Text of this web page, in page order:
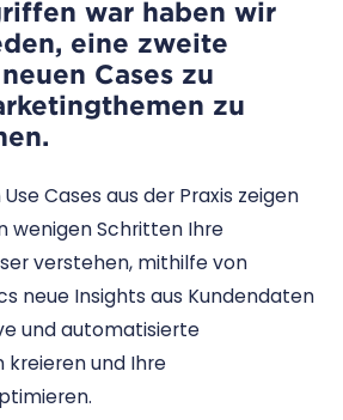
war haben wir
eine zweite
Cases zu
zu
Cases aus der Praxis zeigen
wenigen Schritten Ihre
verstehen, mithilfe von
neue Insights aus Kundendaten
und automatisierte
kreieren und Ihre